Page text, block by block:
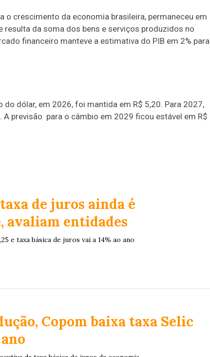
o crescimento da economia brasileira, permaneceu em
resulta da soma dos bens e serviços produzidos no
financeiro manteve a estimativa do PIB em 2% para
dólar, em 2026, foi mantida em R$ 5,20. Para 2027,
A previsão para o câmbio em 2029 ficou estável em R$
de juros ainda é
avaliam entidades
e taxa básica de juros vai a 14% ao ano
Copom baixa taxa Selic